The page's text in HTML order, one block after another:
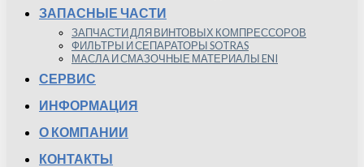
ЗАПАСНЫЕ ЧАСТИ
ЗАПЧАСТИ ДЛЯ ВИНТОВЫХ КОМПРЕССОРОВ
ФИЛЬТРЫ И СЕПАРАТОРЫ SOTRAS
МАСЛА И СМАЗОЧНЫЕ МАТЕРИАЛЫ ENI
СЕРВИС
ИНФОРМАЦИЯ
О КОМПАНИИ
КОНТАКТЫ